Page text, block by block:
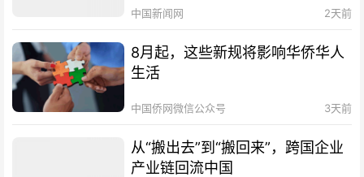
中国新闻网 2天前
8月起，这些新规将影响华侨华人
生活
中国侨网微信公众号 3天前
从“搬出去”到“搬回来”，跨国企业
产业链回流中国